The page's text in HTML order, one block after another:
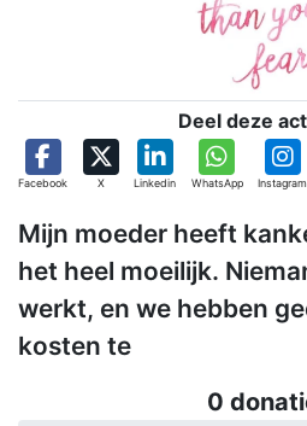
Deel deze
Facebook X Linkedin WhatsApp Instagram
Mijn moeder heeft
het heel moeilijk.
werkt, en we hebben
kosten te
0